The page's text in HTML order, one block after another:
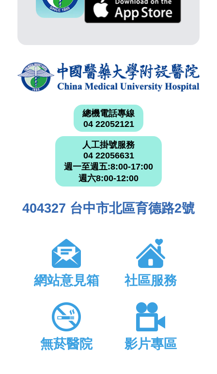
總機電話專線
04 22052121
人工掛號服務
04 22056631
週一至週五:8:00-17:00
週六8:00-12:00
404327 台中市北區育德路2號
網站意見箱 社區服務
無菸醫院 影片專區